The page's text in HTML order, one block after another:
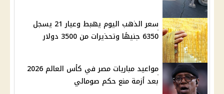
سعر الذهب اليوم يهبط وعيار 21 يسجل
6350 جنيهًا وتحذيرات من 3500 دولار
مواعيد مباريات مصر في كأس العالم 2026
بعد أزمة منع حكم صومالي